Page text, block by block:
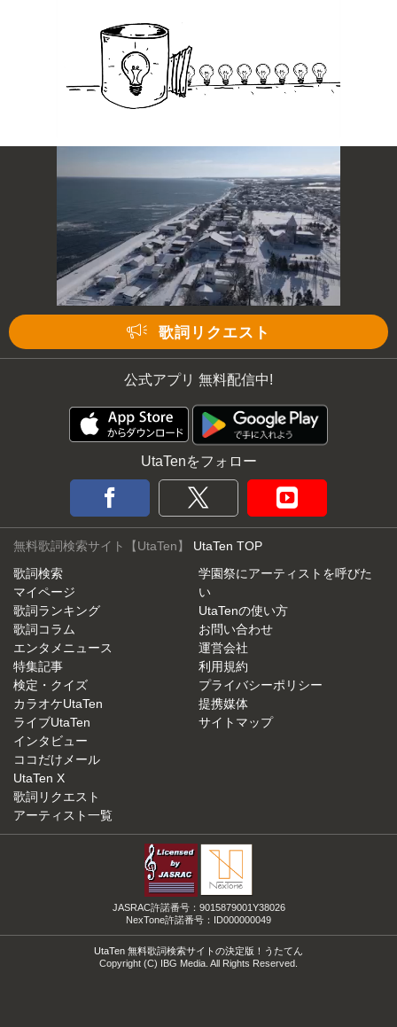
歌詞リクエスト
公式アプリ 無料配信中!
UtaTenをフォロー
無料歌詞検索サイト【UtaTen】 UtaTen TOP
歌詞検索
マイページ
歌詞ランキング
歌詞コラム
エンタメニュース
特集記事
検定・クイズ
カラオケUtaTen
ライブUtaTen
インタビュー
ココだけメール
UtaTen X
歌詞リクエスト
アーティスト一覧
学園祭にアーティストを呼びた
い
UtaTenの使い方
お問い合わせ
運営会社
利用規約
プライバシーポリシー
提携媒体
サイトマップ
JASRAC許諾番号：9015879001Y38026
NexTone許諾番号：ID000000049
UtaTen 無料歌詞検索サイトの決定版！うたてん
Copyright (C) IBG Media. All Rights Reserved.